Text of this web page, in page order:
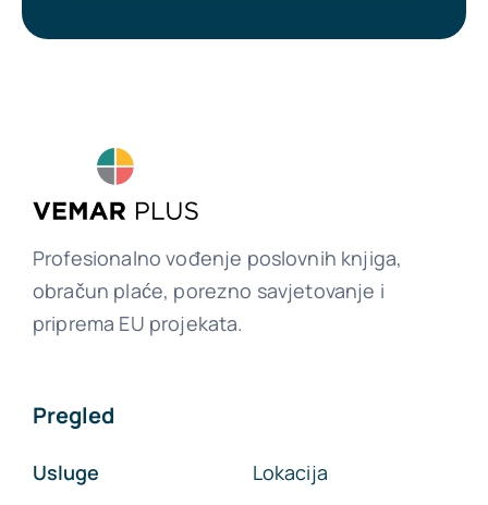
Profesionalno vođenje poslovnih knjiga,
obračun plaće, porezno savjetovanje i
priprema EU projekata.
Pregled
Usluge
Lokacija